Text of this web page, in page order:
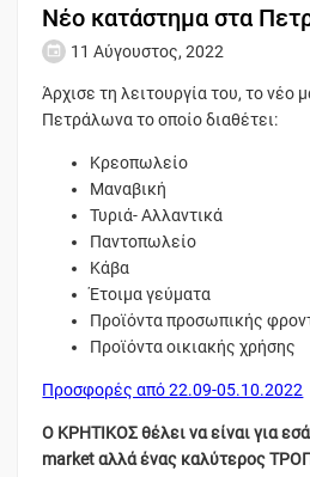
Νέο κατάστημα στα
11 Αύγουστος, 2022
Άρχισε τη λειτουργία του, το νέο
Πετράλωνα το οποίο διαθέτει:
Κρεοπωλείο
Μαναβική
Τυριά- Αλλαντικά
Παντοπωλείο
Κάβα
Έτοιμα γεύματα
Προϊόντα προσωπικής
Προϊόντα οικιακής χρήσης
Προσφορές από 22.09-05.10.2022
Ο ΚΡΗΤΙΚΟΣ θέλει να είναι για
market αλλά ένας καλύτερος